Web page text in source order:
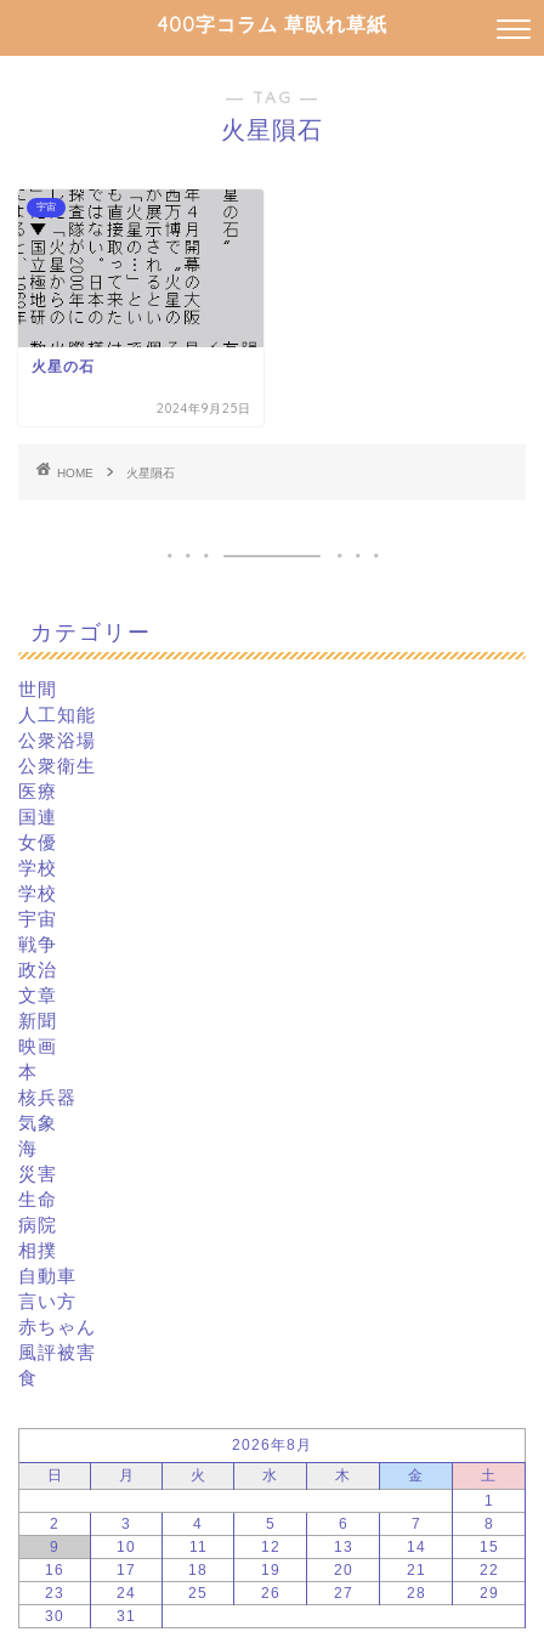
400字コラム 草臥れ草紙
― TAG ―
火星隕石
宇宙
火星の石
2024年9月25日
HOME 火星隕石
カテゴリー
世間
人工知能
公衆浴場
公衆衛生
医療
国連
女優
学校
学校
宇宙
戦争
政治
文章
新聞
映画
本
核兵器
気象
海
災害
生命
病院
相撲
自動車
言い方
赤ちゃん
風評被害
食
2026年8月
日
月 火 水 木 金
土
1
2
3 4 5 6 7
8
9
10 11 12 13 14
15
16
17 18 19 20 21
22
23
24 25 26 27 28
29
30
31